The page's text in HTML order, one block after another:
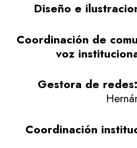
Diseño e
Coordinación de
voz
Gestora de redes:
Coordinación